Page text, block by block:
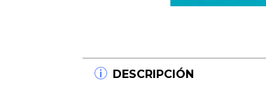
DESCRIPCIÓN